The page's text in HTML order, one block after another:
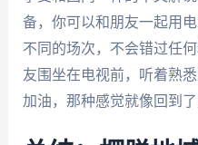
备，你可以和朋友一起用
不同的场次，不会错过任
友围坐在电视前，听着熟
加油，那种感觉就像回到了